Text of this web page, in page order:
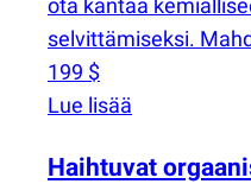
ota kantaa
selvittämiseksi.
199 $
Lue lisää
Haihtuvat